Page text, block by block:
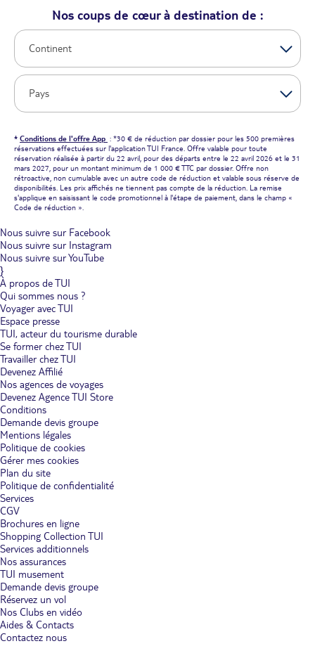
Nos coups de cœur à destination de :
* Conditions de l'offre App : *30 € de réduction par dossier pour les 500 premières
réservations effectuées sur l'application TUI France. Offre valable pour toute
réservation réalisée à partir du 22 avril, pour des départs entre le 22 avril 2026 et le 31
mars 2027, pour un montant minimum de 1 000 € TTC par dossier. Offre non
rétroactive, non cumulable avec un autre code de réduction et valable sous réserve de
disponibilités. Les prix affichés ne tiennent pas compte de la réduction. La remise
s'applique en saisissant le code promotionnel à l'étape de paiement, dans le champ «
Code de réduction ».
Nous suivre sur Facebook
Nous suivre sur Instagram
Nous suivre sur YouTube
}
À propos de TUI
Qui sommes nous ?
Voyager avec TUI
Espace presse
TUI, acteur du tourisme durable
Se former chez TUI
Travailler chez TUI
Devenez Affilié
Nos agences de voyages
Devenez Agence TUI Store
Conditions
Demande devis groupe
Mentions légales
Politique de cookies
Gérer mes cookies
Plan du site
Politique de confidentialité
Services
CGV
Brochures en ligne
Shopping Collection TUI
Services additionnels
Nos assurances
TUI musement
Demande devis groupe
Réservez un vol
Nos Clubs en vidéo
Aides & Contacts
Contactez nous